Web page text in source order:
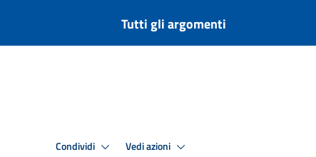
Tutti gli argomenti
Condividi Vedi azioni